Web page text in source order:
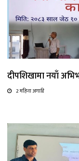
दीपशिखामा नयाँ
2 महिना अगाडि